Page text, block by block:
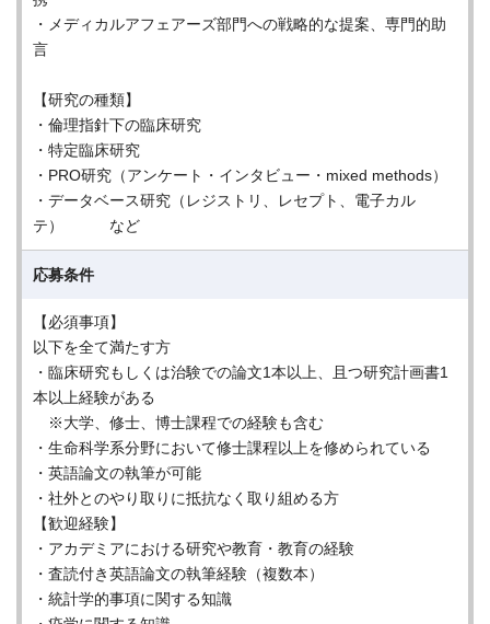
・メディカルアフェアーズ部門への戦略的な提案、専門的助
言
【研究の種類】
・倫理指針下の臨床研究
・特定臨床研究
・PRO研究（アンケート・インタビュー・mixed methods）
・データベース研究（レジストリ、レセプト、電子カル
テ） など
応募条件
【必須事項】
以下を全て満たす方
・臨床研究もしくは治験での論文1本以上、且つ研究計画書1
本以上経験がある
※大学、修士、博士課程での経験も含む
・生命科学系分野において修士課程以上を修められている
・英語論文の執筆が可能
・社外とのやり取りに抵抗なく取り組める方
【歓迎経験】
・アカデミアにおける研究や教育・教育の経験
・査読付き英語論文の執筆経験（複数本）
・統計学的事項に関する知識